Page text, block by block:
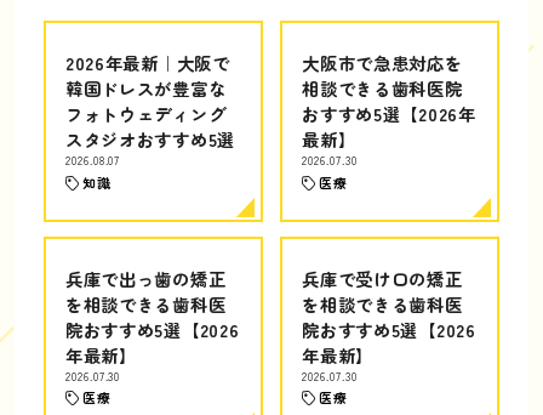
2026年最新｜大阪で
韓国ドレスが豊富な
フォトウェディング
スタジオおすすめ5選
2026.08.07
知識
大阪市で急患対応を
相談できる歯科医院
おすすめ5選【2026年
最新】
2026.07.30
医療
兵庫で出っ歯の矯正
を相談できる歯科医
院おすすめ5選【2026
年最新】
2026.07.30
医療
兵庫で受け口の矯正
を相談できる歯科医
院おすすめ5選【2026
年最新】
2026.07.30
医療